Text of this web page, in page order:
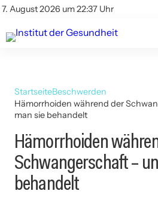
7. August 2026 um 22:37 Uhr
Kontakt
Kontakt
AGBs
StartseiteBeschwerden
Hämorrhoiden während der
man sie behandelt
Hämorrhoiden
Schwangerschaft –
behandelt